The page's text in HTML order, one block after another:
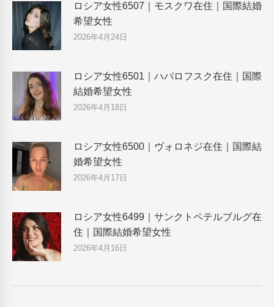
ロシア女性6507｜モスクワ在住｜国際結婚
希望女性
2026年4月24日
ロシア女性6501｜ハバロフスク在住｜国際
結婚希望女性
2026年4月18日
ロシア女性6500｜ヴォロネジ在住｜国際結
婚希望女性
2026年4月17日
ロシア女性6499｜サンクトペテルブルグ在
住｜国際結婚希望女性
2026年4月16日